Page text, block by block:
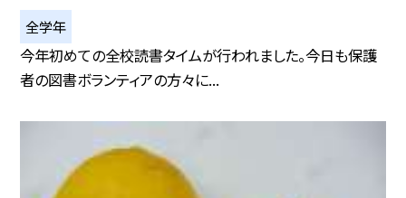
全学年
今年初めての全校読書タイムが行われました。今日も保護
者の図書ボランティアの方々に...